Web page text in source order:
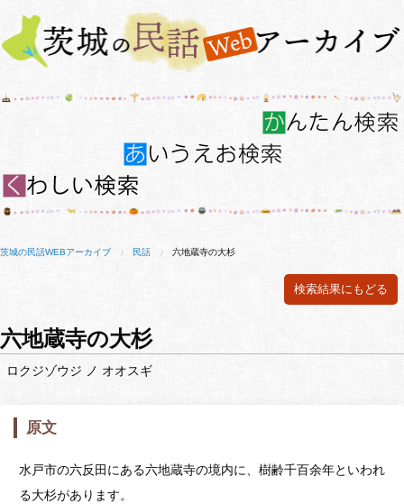
茨城の民話WEBアーカイブ 民話 六地蔵寺の大杉
検索結果にもどる
六地蔵寺の大杉
ロクジゾウジ ノ オオスギ
原文
水戸市の六反田にある六地蔵寺の境内に、樹齢千百余年といわれ
る大杉があります。